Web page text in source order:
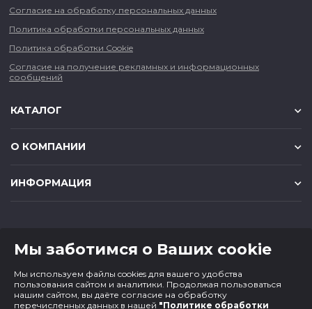
Согласие на обработку персональных данных
Политика обработки персональных данных
Политика обработки Cookie
Согласие на получение рекламных и информационных
сообщений
КАТАЛОГ
О КОМПАНИИ
ИНФОРМАЦИЯ
magazin@cf1.ru
Мы заботимся о Ваших cookie
Мы используем файлы cookies для вашего удобства
пользования сайтом и аналитики. Продолжая пользоваться
нашим сайтом, вы даёте согласие на обработку
перечисленных данных в нашей "Политике обработки